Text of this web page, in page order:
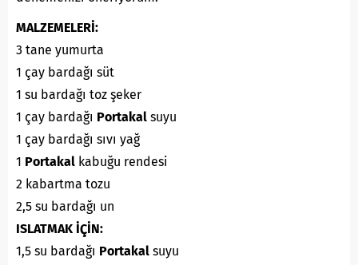
MALZEMELERİ:
3 tane yumurta
1 çay bardağı süt
1 su bardağı toz şeker
1 çay bardağı Portakal suyu
1 çay bardağı sıvı yağ
1 Portakal kabuğu rendesi
2 kabartma tozu
2,5 su bardağı un
ISLATMAK İÇİN:
1,5 su bardağı Portakal suyu